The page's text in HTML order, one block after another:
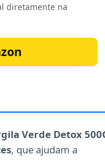
diretamente na
Verde Detox
, que ajudam a